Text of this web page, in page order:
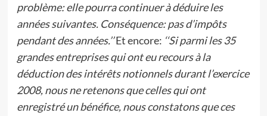
problème: elle pourra continuer à déduire les
années suivantes. Conséquence: pas d’impôts
pendant des années.’’Et encore: ‘‘Si parmi les 35
grandes entreprises qui ont eu recours à la
déduction des intérêts notionnels durant l’exercice
2008, nous ne retenons que celles qui ont
enregistré un bénéfice, nous constatons que ces